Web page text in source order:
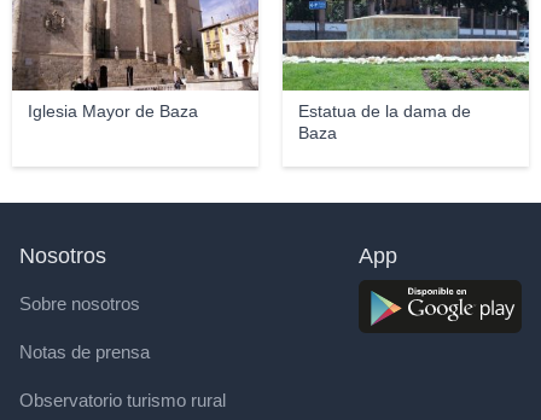
Iglesia Mayor de Baza
Estatua de la dama de
Baza
Nosotros
Sobre nosotros
Notas de prensa
Observatorio turismo rural
App